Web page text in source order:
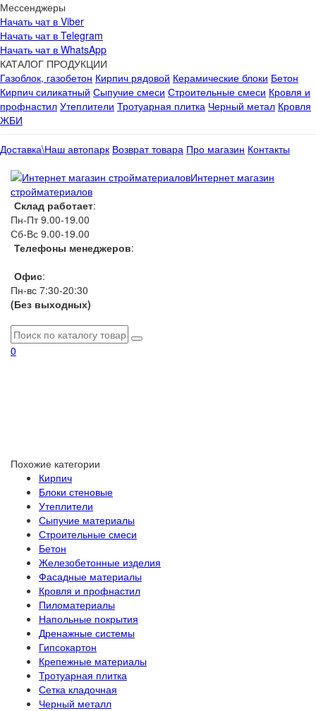
Мессенджеры
Начать чат в Viber
Начать чат в Telegram
Начать чат в WhatsApp
КАТАЛОГ ПРОДУКЦИИ
Газоблок, газобетон Кирпич рядовой Керамические блоки Бетон
Кирпич силикатный Сыпучие смеси Строительные смеси Кровля и
профнастил Утеплители Тротуарная плитка Черный метал Кровля
ЖБИ
Доставка\Наш автопарк Возврат товара Про магазин Контакты
Интернет магазин
стройматериалов
Склад работает:
Пн-Пт 9.00-19.00
Сб-Вс 9.00-19.00
Телефоны менеджеров:
Офис:
Пн-вс 7:30-20:30
(Без выходных)
0
Похожие категории
Кирпич
Блоки стеновые
Утеплители
Сыпучие материалы
Строительные смеси
Бетон
Железобетонные изделия
Фасадные материалы
Кровля и профнастил
Пиломатериалы
Напольные покрытия
Дренажные системы
Гипсокартон
Крепежные материалы
Тротуарная плитка
Сетка кладочная
Черный металл